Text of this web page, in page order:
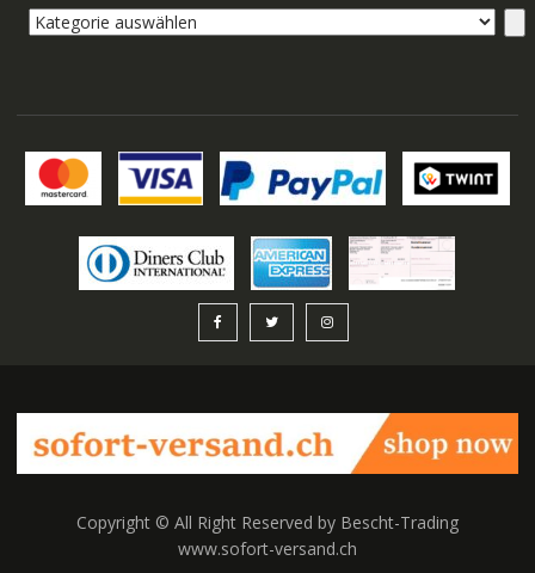
Kategorie
Copyright © All Right Reserved by Bescht-Trading
www.sofort-versand.ch